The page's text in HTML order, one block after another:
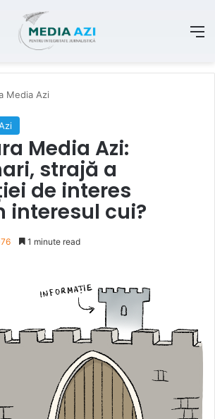
Media Azi
Media Azi:
strajă a
de interes
interesul cui?
1 minute read